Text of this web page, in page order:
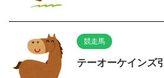
競走馬
テーオーケインズ